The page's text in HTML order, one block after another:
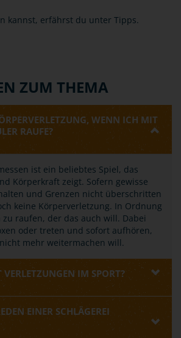
kannst, erfährst du unter Tipps.
ZUM THEMA
WENN ICH MIT
RAUFE?
ist ein beliebtes Spiel, das
Körperkraft zeigt. Sofern gewisse
und Grenzen nicht überschritten
keine Körperverletzung. In Ordnung
raufen, der das auch will. Dabei
oder treten und sofort aufhören,
mehr weitermachen will.
IM SPORT?
EINER SCHLÄGEREI